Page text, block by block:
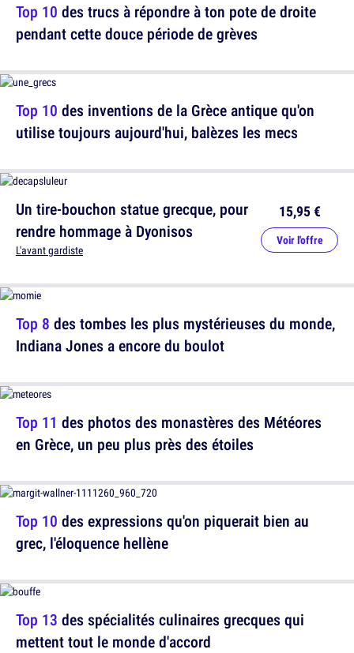
Top 10 des inventions de la Grèce antique qu'on
utilise toujours aujourd'hui, balèzes les mecs
Top 8 des tombes les plus mystérieuses du monde,
Indiana Jones a encore du boulot
Top 10 des expressions qu'on piquerait bien au
grec, l'éloquence hellène
Top 10 des trucs à répondre à ton pote de droite
pendant cette douce période de grèves
Un tire-bouchon statue grecque, pour
rendre hommage à Dyonisos
L'avant gardiste
15,95 €
Voir l'offre
Top 11 des photos des monastères des Météores
en Grèce, un peu plus près des étoiles
Top 13 des spécialités culinaires grecques qui
mettent tout le monde d'accord